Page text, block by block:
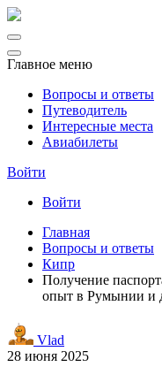
Главное меню
Вопросы и ответы
Путеводитель
Интересные места
Авиабилеты
Войти
Войти
Главная
Вопросы и ответы
Кипр
Получение
опыт в Румынии и
Vlad
28 июня 2025